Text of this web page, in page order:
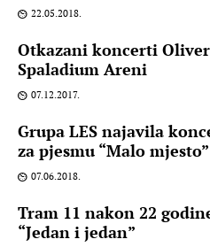
22.05.2018.
Otkazani koncerti
Spaladium Areni
07.12.2017.
Grupa LES najavila
za pjesmu “Malo
07.06.2018.
Tram 11 nakon 22
“Jedan i jedan”